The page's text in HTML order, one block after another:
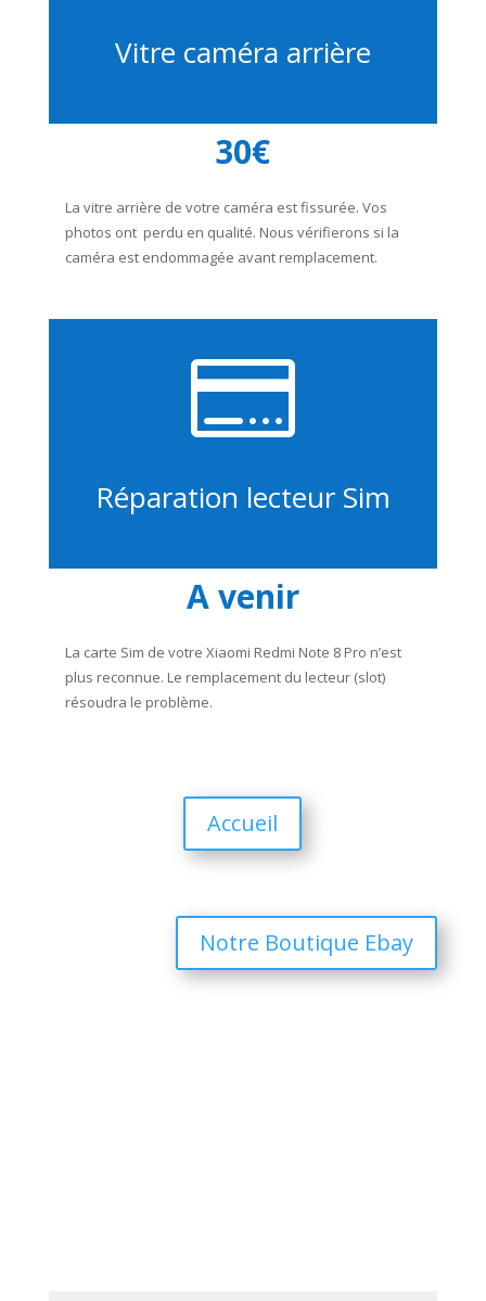
Vitre caméra arrière
30€
La vitre arrière de votre caméra est fissurée. Vos
photos ont perdu en qualité. Nous vérifierons si la
caméra est endommagée avant remplacement.

Réparation lecteur Sim
A venir
La carte Sim de votre Xiaomi Redmi Note 8 Pro n’est
plus reconnue. Le remplacement du lecteur (slot)
résoudra le problème.
Accueil
Notre Boutique Ebay